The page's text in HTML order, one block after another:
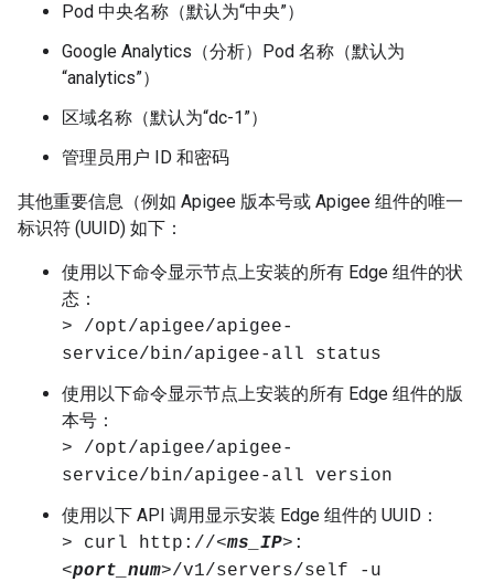
Pod 中央名称（默认为“中央”）
Google Analytics（分析）Pod 名称（默认为
“analytics”）
区域名称（默认为“dc-1”）
管理员用户 ID 和密码
其他重要信息（例如 Apigee 版本号或 Apigee 组件的唯一
标识符 (UUID) 如下：
使用以下命令显示节点上安装的所有 Edge 组件的状
态：
> /opt/apigee/apigee-
service/bin/apigee-all status
使用以下命令显示节点上安装的所有 Edge 组件的版
本号：
> /opt/apigee/apigee-
service/bin/apigee-all version
使用以下 API 调用显示安装 Edge 组件的 UUID：
> curl http://<ms_IP>:
<port_num>/v1/servers/self -u